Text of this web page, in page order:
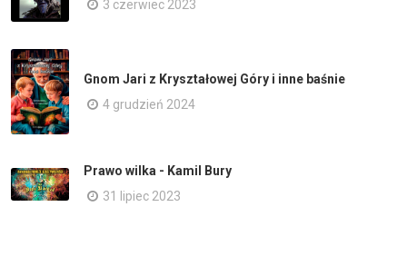
3 czerwiec 2023
Gnom Jari z Kryształowej Góry i inne baśnie
4 grudzień 2024
Prawo wilka - Kamil Bury
31 lipiec 2023